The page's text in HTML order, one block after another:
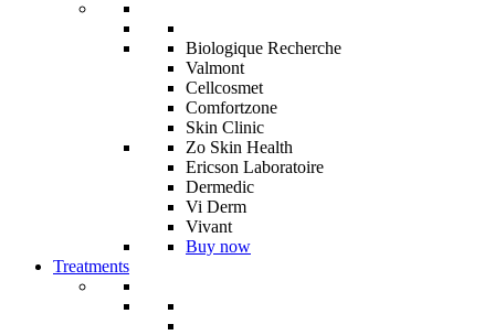
Biologique Recherche
Valmont
Cellcosmet
Comfortzone
Skin Clinic
Zo Skin Health
Ericson Laboratoire
Dermedic
Vi Derm
Vivant
Buy now
Treatments